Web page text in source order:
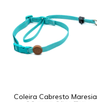
Coleira Cabresto Maresia